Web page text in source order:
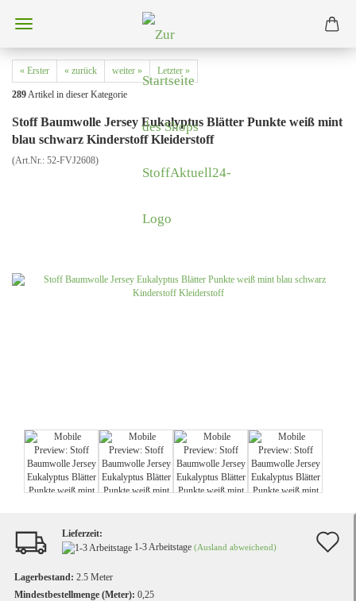
« Erster « zurück weiter » Letzter »
289Artikel in dieser Kategorie
Stoff Baumwolle Jersey Eukalyptus Blätter Punkte weiß mint
blau schwarz Kinderstoff Kleiderstoff
(Art.Nr.: 52-FVJ2608)
Lieferzeit:
1-3 Arbeitstage (Ausland abweichend)
Lagerbestand: 2.5 Meter
Mindestbestellmenge (Meter): 0,25